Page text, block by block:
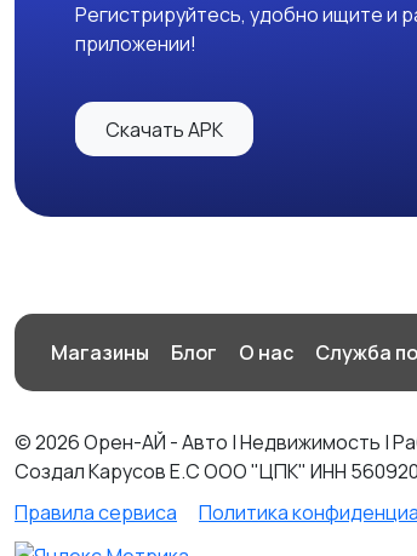
Регистрируйтесь, удобно ищите и
приложении!
Скачать APK
Магазины Блог О нас Служба
© 2026 Орен-АЙ - Авто | Недвижимость |
Создал Карусов Е.С ООО "ЦПК" ИНН
Правила сервиса
Политика